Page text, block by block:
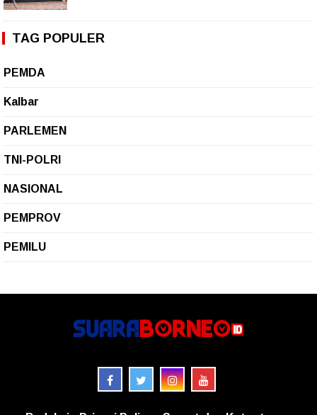
TAG POPULER
PEMDA
Kalbar
PARLEMEN
TNI-POLRI
NASIONAL
PEMPROV
PEMILU